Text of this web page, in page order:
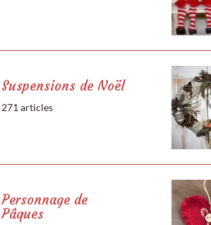
Suspensions de Noël
271 articles
Personnage de
Pâques